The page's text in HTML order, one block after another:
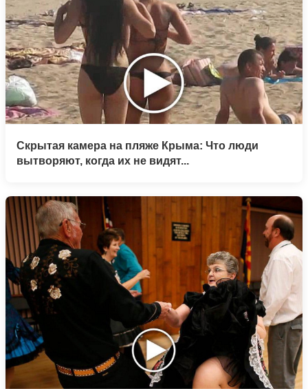
Скрытая камера на пляже Крыма: Что люди
вытворяют, когда их не видят...